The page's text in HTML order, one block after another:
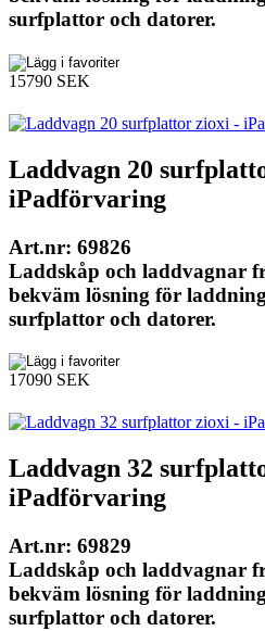
surfplattor och datorer.
15790 SEK
Laddvagn 20
iPadförvaring
Art.nr: 69826
Laddskåp och laddvagnar
bekväm lösning för
surfplattor och datorer.
17090 SEK
Laddvagn 32
iPadförvaring
Art.nr: 69829
Laddskåp och laddvagnar
bekväm lösning för
surfplattor och datorer.